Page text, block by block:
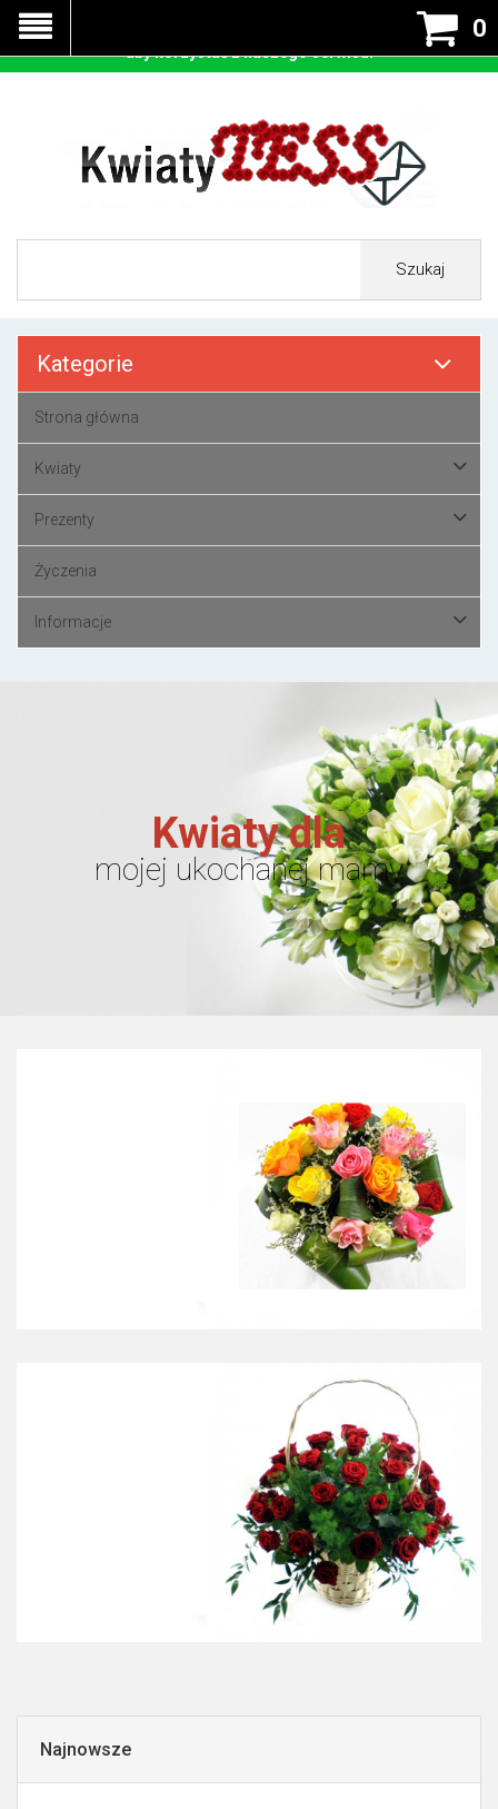
0
Szukaj
Kategorie
Strona główna
Kwiaty
Prezenty
Życzenia
Informacje
Kwiaty dla
mojej ukochanej mamy
Najnowsze
Nasza strona korzysta z cookies - czyli tzw ciastek w celu
prawidłowego działania. Zaakceptuj przyjmowanie cookies
aby korzystać z naszego serwisu.